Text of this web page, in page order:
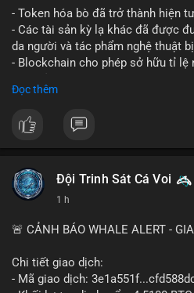
- Token hóa bò đã trở thành hiện
- Các tài sản kỳ lạ khác đã được
da người và tác phẩm nghệ thuật
- Blockchain cho phép sở hữu tỉ
- Câu hỏi về pháp lý, đạo đức và
bất thường.
$btc $eth
#vlikevn #titanbot
📰 Nguồn: Cointelegraph
Đọc thêm
Đội Trinh Sát Cá Voi
1 h
🚨 CẢNH BÁO WHALE ALERT -
Chi tiết giao dịch:
- Mã giao dịch: